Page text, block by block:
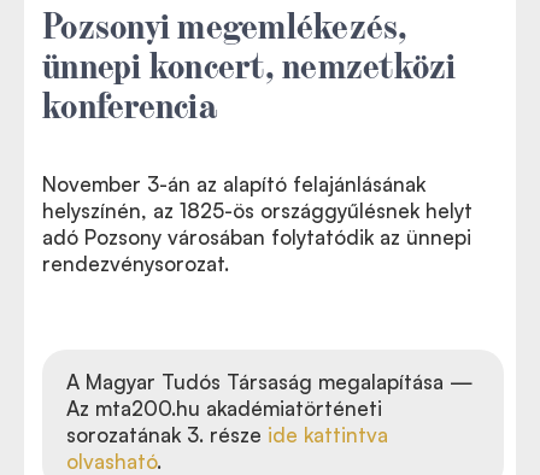
Pozsonyi megemlékezés,
ünnepi koncert, nemzetközi
konferencia
November 3-án az alapító felajánlásának
helyszínén, az 1825-ös országgyűlésnek helyt
adó Pozsony városában folytatódik az ünnepi
rendezvénysorozat.
A Magyar Tudós Társaság megalapítása —
Az mta200.hu akadémiatörténeti
sorozatának 3. része ide kattintva
olvasható.